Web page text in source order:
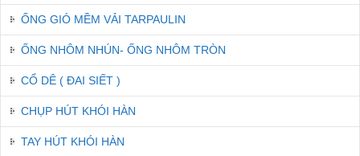
ỐNG GIÓ MỀM VẢI TARPAULIN
ỐNG NHÔM NHÚN- ỐNG NHÔM TRÒN
CỔ DÊ ( ĐAI SIẾT )
CHỤP HÚT KHÓI HÀN
TAY HÚT KHÓI HÀN